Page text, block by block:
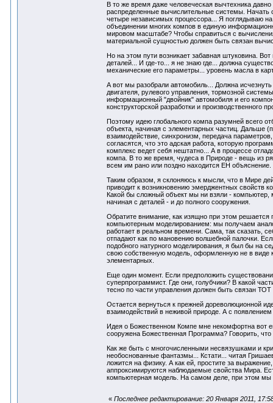
В то же время даже человеческая вычтехника
распределенные вычислительные системы. Начать
четыре независимых процессора... Я поглядываю
объединении многих компов в единую
мировом масштабе? Чтобы справиться с
материальной сущностью должен быть связан
Но на этом пути возникает забавная штуковина.
деталей... И где-то... я не знаю где... должна
механические его параметры... уровень масла в
А вот мы разобрали автомобиль... Должна
двигателя, рулевого управления, тормозной
информационный "двойник" автомобиля и его
конструкторской разработки и производственного
Поэтому идею глобального компа разумней всего
объекта, начиная с элементарных частиц. Дальше
взаимодействие, синхронизм, передача
согласятся, что это адская работа, которую
комплекс ведет себя нештатно... А в процессе
компа. В то же время, чудеса в Природе - вещь из
всем им рано или поздно находится ЕН объяснение.
Таким образом, я склоняюсь к мысли, что в Мире
приводит к возникновению эмерджентных свойств
Какой бы сложный объект мы ни взяли - компьютер,
начиная с деталей - и до полного сооружения.
Обратите внимание, как изящно при этом
компьютерным моделированием: мы получаем
работает в реальном времени. Сама, так сказать,
отпадают как по мановению волшебной палочки.
подобного натурного моделирования, я был бы на
свою собственную модель, оформленную не в виде
элементарных.
Еще один момент. Если предположить
суперпрограммист. Где они, голубчики? В какой
тесно по части управления должен быть связан
Остается вернуться к прежней дореволюционной
взаимодействий в неживой природе. А с
Идея о Божественном Компе мне некомфортна вот
сооружена Божественная Программа? Говорить,
Как же быть с многочисленными несвязушками и
необоснованные фантазмы... Кстати... читая
ложится на физику. А как ей, простите за
аппроксимируются наблюдаемые свойства Мира.
компьютерная модель. На самом деле, при этом
« Последнее редактирование: 20 Января 2011,